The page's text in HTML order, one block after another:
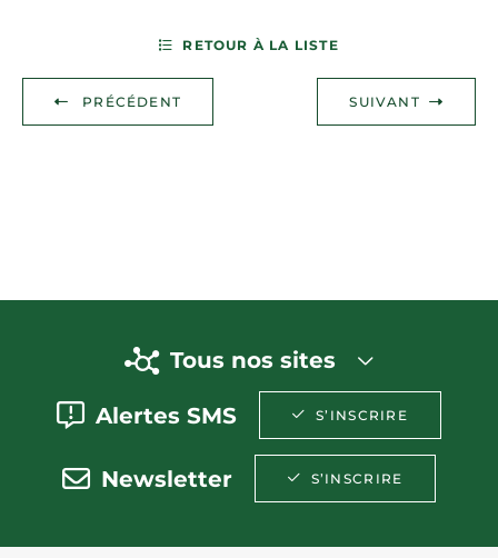
PRÉCÉDENT
RETOUR À LA LISTE
SUIVANT
Tous nos sites
Alertes SMS S’INSCRIRE
Newsletter S’INSCRIRE